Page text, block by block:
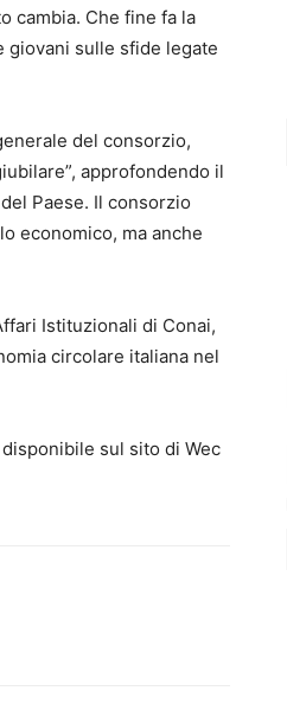
cambia. Che fine fa la
giovani sulle sfide legate
del consorzio,
approfondendo il
Paese. Il consorzio
economico, ma anche
Istituzionali di Conai,
circolare italiana nel
sul sito di Wec